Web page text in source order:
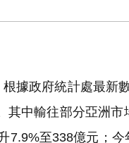
據政府統計處最新
其中輸往部分亞洲
7.9%至338億元；